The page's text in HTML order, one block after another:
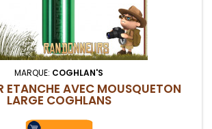
MARQUE: COGHLAN'S
ETANCHE AVEC MOUSQUETON
LARGE COGHLANS